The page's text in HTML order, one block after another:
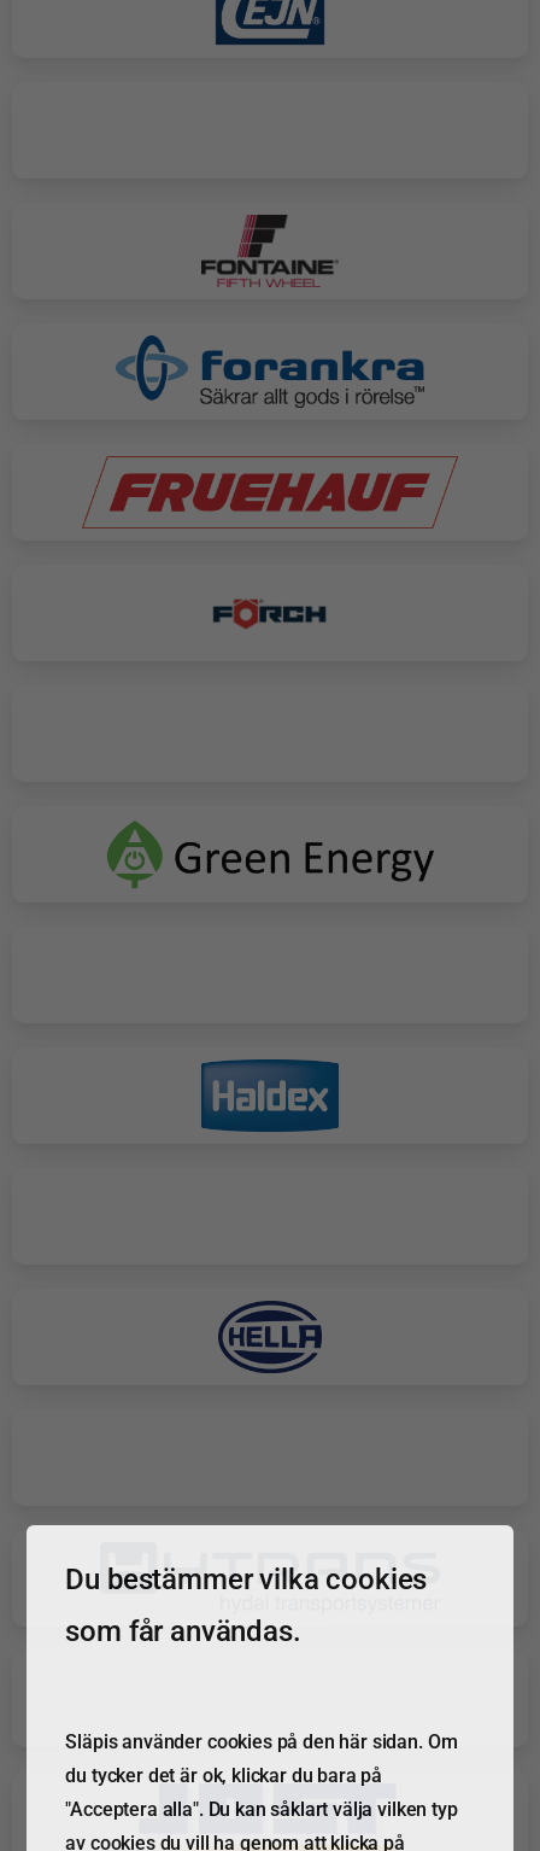
Du bestämmer vilka cookies
som får användas.
Släpis använder cookies på den här sidan. Om
du tycker det är ok, klickar du bara på
"Acceptera alla". Du kan såklart välja vilken typ
av cookies du vill ha genom att klicka på